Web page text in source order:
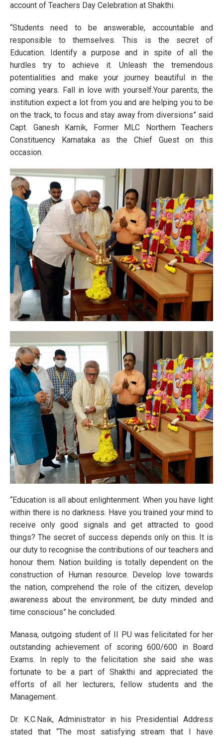
account of Teachers Day Celebration at Shakthi.
“Students need to be answerable, accountable and
responsible to themselves. This is the secret of
Education. Identify a purpose and in spite of all the
hurdles try to achieve it. Unleash the tremendous
potentialities and make your journey beautiful in the
coming years. Fall in love with yourself.Your parents, the
institution expect a lot from you and are helping you to be
on the track, to focus and stay away from diversions” said
Capt. Ganesh Karnik, Former MLC Northern Teachers
Constituency Karnataka as the Chief Guest on this
occasion.
“Education is all about enlightenment. When you have light
within there is no darkness. Have you trained your mind to
receive only good signals and get attracted to good
things? The secret of success depends only on this. It is
our duty to recognise the contributions of our teachers and
honour them. Nation building is totally dependent on the
construction of Human resource. Develop love towards
the nation, comprehend the role of the citizen, develop
awareness about the environment, be duty minded and
time conscious” he concluded.
Manasa, outgoing student of II PU was felicitated for her
outstanding achievement of scoring 600/600 in Board
Exams. In reply to the felicitation she said she was
fortunate to be a part of Shakthi and appreciated the
efforts of all her lecturers, fellow students and the
Management.
Dr. K.C.Naik, Administrator in his Presidential Address
stated that “The most satisfying stream that I have